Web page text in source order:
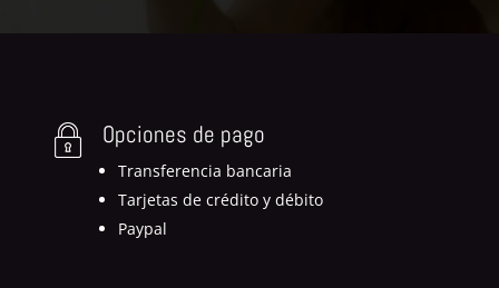
Opciones de pago
Transferencia bancaria
Tarjetas de crédito y débito
Paypal